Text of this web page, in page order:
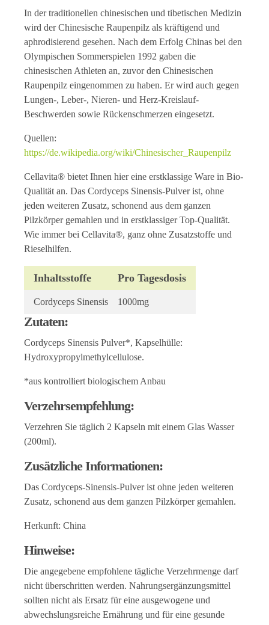
In der traditionellen chinesischen und tibetischen Medizin
wird der Chinesische Raupenpilz als kräftigend und
aphrodisierend gesehen. Nach dem Erfolg Chinas bei den
Olympischen Sommerspielen 1992 gaben die
chinesischen Athleten an, zuvor den Chinesischen
Raupenpilz eingenommen zu haben. Er wird auch gegen
Lungen-, Leber-, Nieren- und Herz-Kreislauf-
Beschwerden sowie Rückenschmerzen eingesetzt.
Quellen:
https://de.wikipedia.org/wiki/Chinesischer_Raupenpilz
Cellavita® bietet Ihnen hier eine erstklassige Ware in Bio-
Qualität an. Das Cordyceps Sinensis-Pulver ist, ohne
jeden weiteren Zusatz, schonend aus dem ganzen
Pilzkörper gemahlen und in erstklassiger Top-Qualität.
Wie immer bei Cellavita®, ganz ohne Zusatzstoffe und
Rieselhilfen.
Inhaltsstoffe Pro Tagesdosis
Cordyceps Sinensis 1000mg
Zutaten:
Cordyceps Sinensis Pulver*, Kapselhülle:
Hydroxypropylmethylcellulose.
*aus kontrolliert biologischem Anbau
Verzehrsempfehlung:
Verzehren Sie täglich 2 Kapseln mit einem Glas Wasser
(200ml).
Zusätzliche Informationen:
Das Cordyceps-Sinensis-Pulver ist ohne jeden weiteren
Zusatz, schonend aus dem ganzen Pilzkörper gemahlen.
Herkunft: China
Hinweise:
Die angegebene empfohlene tägliche Verzehrmenge darf
nicht überschritten werden. Nahrungsergänzungsmittel
sollten nicht als Ersatz für eine ausgewogene und
abwechslungsreiche Ernährung und für eine gesunde